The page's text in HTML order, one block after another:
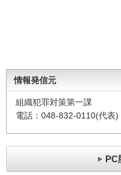
情報発信元
組織犯罪対策第一課
電話：048-832-0110(代表)